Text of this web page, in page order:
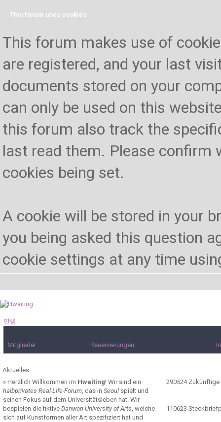
This forum uses cookies
This forum makes use of
are registered, and your last
documents stored on your
can only be used on this
this forum also track the
last read them. Please confirm
cookies being set.
A cookie will be stored in your
you being asked this question
cookie settings at any time
안녕
Mitglieder Reservierungen
Aktuelles
» Herzlich Willkommen im Hwaiting! Wir sind ein
halbprivates Real-Life-Forum, das in Seoul spielt und
seinen Fokus auf dem Universitätsleben hat. Wir
bespielen die fiktive Danwon University of Arts, welche
sich auf Kunstformen aller Art spezifiziert hat und
290524Zukünftige
110623